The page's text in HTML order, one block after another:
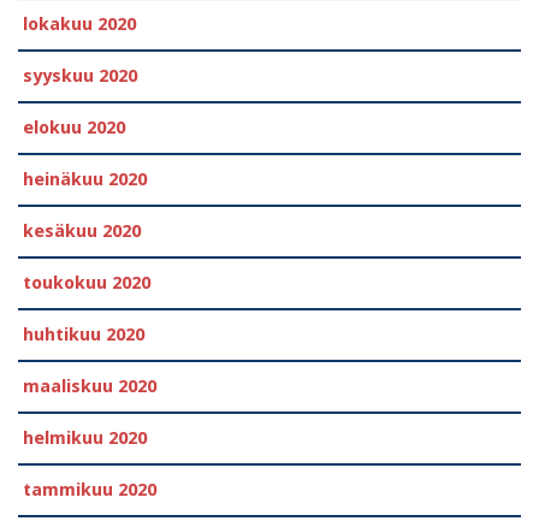
lokakuu 2020
syyskuu 2020
elokuu 2020
heinäkuu 2020
kesäkuu 2020
toukokuu 2020
huhtikuu 2020
maaliskuu 2020
helmikuu 2020
tammikuu 2020